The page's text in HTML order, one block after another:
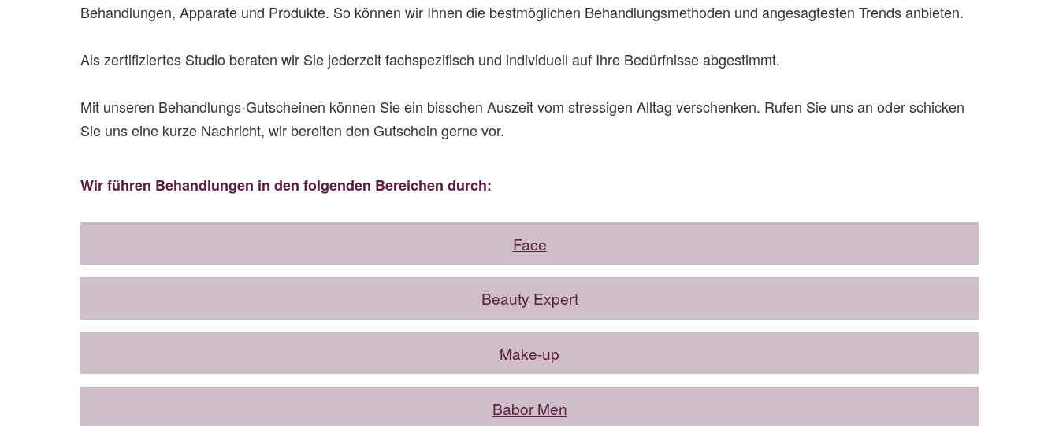
Behandlungen, Apparate und Produkte. So können wir Ihnen die bestmöglichen Behandlungsmethoden und angesagtesten Trends anbieten.
Als zertifiziertes Studio beraten wir Sie jederzeit fachspezifisch und individuell auf Ihre Bedürfnisse abgestimmt.
Mit unseren Behandlungs-Gutscheinen können Sie ein bisschen Auszeit vom stressigen Alltag verschenken. Rufen Sie uns an oder schicken
Sie uns eine kurze Nachricht, wir bereiten den Gutschein gerne vor.
Wir führen Behandlungen in den folgenden Bereichen durch:
Face
Beauty Expert
Make-up
Babor Men